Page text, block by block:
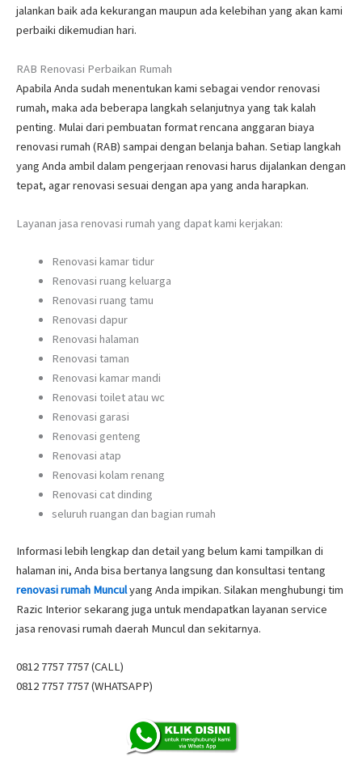
jalankan baik ada kekurangan maupun ada kelebihan yang akan kami
perbaiki dikemudian hari.
RAB Renovasi Perbaikan Rumah
Apabila Anda sudah menentukan kami sebagai vendor renovasi
rumah, maka ada beberapa langkah selanjutnya yang tak kalah
penting. Mulai dari pembuatan format rencana anggaran biaya
renovasi rumah (RAB) sampai dengan belanja bahan. Setiap langkah
yang Anda ambil dalam pengerjaan renovasi harus dijalankan dengan
tepat, agar renovasi sesuai dengan apa yang anda harapkan.
Layanan jasa renovasi rumah yang dapat kami kerjakan:
Renovasi kamar tidur
Renovasi ruang keluarga
Renovasi ruang tamu
Renovasi dapur
Renovasi halaman
Renovasi taman
Renovasi kamar mandi
Renovasi toilet atau wc
Renovasi garasi
Renovasi genteng
Renovasi atap
Renovasi kolam renang
Renovasi cat dinding
seluruh ruangan dan bagian rumah
Informasi lebih lengkap dan detail yang belum kami tampilkan di
halaman ini, Anda bisa bertanya langsung dan konsultasi tentang
renovasi rumah Munculyang Anda impikan. Silakan menghubungi tim
Razic Interior sekarang juga untuk mendapatkan layanan service
jasa renovasi rumah daerah Muncul dan sekitarnya.
0812 7757 7757 (CALL)
0812 7757 7757 (WHATSAPP)